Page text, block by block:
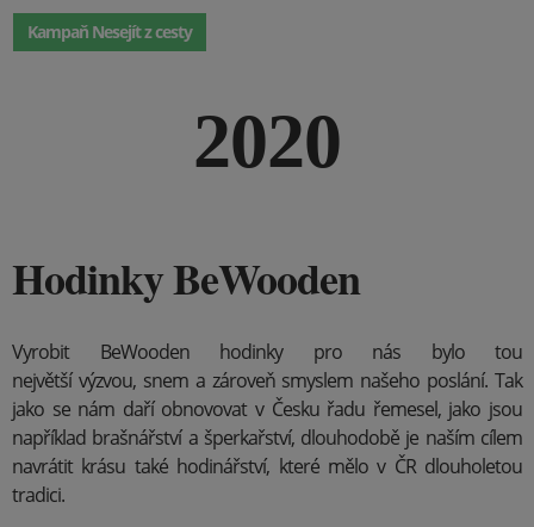
Kampaň Nesejít z cesty
2020
Hodinky BeWooden
Vyrobit BeWooden hodinky pro nás bylo tou
největší výzvou, snem a zároveň smyslem našeho poslání. Tak
jako se nám daří obnovovat v Česku řadu řemesel, jako jsou
například brašnářství a šperkařství, dlouhodobě je naším cílem
navrátit krásu také hodinářství, které mělo v ČR dlouholetou
tradici.